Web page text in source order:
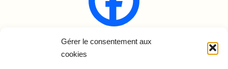
Gérer le consentement aux
cookies
Renaudine Équitation